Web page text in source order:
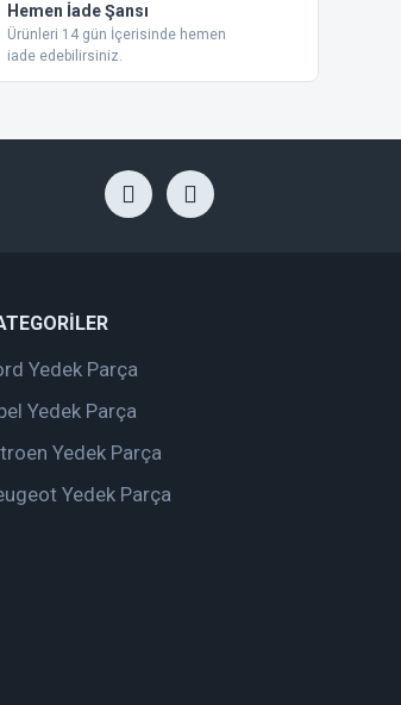
Hemen İade Şansı
Ürünleri 14 gün İçerisinde hemen
iade edebilirsiniz.
Yedek Parça
Yedek Parça
Yedek Parça
Yedek Parça